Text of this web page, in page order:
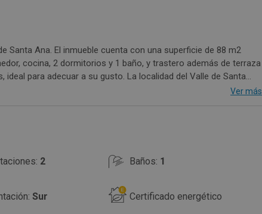
Santa Ana. El inmueble cuenta con una superficie de 88 m2
cocina, 2 dormitorios y 1 baño, y trastero además de terraza
para adecuar a su gusto. La localidad del Valle de Santa
en un entrono natural, en pura dehesa Extremeña, lo que
Ver más
2 Baños: 1
Sur Certificado energético